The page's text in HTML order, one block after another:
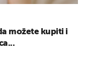
možete kupiti i